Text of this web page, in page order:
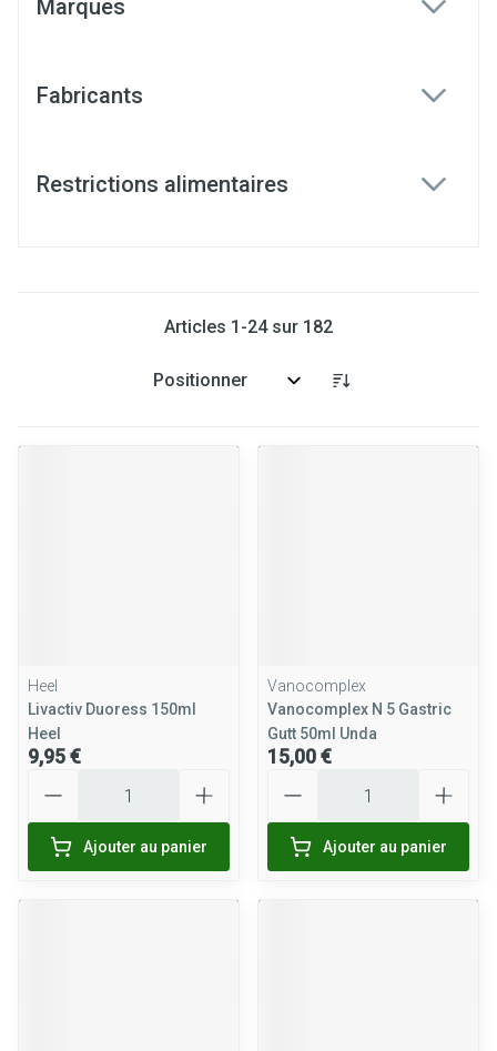
Marques
Fabricants
Restrictions alimentaires
Articles 1 -24sur 182
Trier par:
Heel
Livactiv Duoress 150ml
Heel
9,95 €
Ajouter au panier
Vanocomplex
Vanocomplex N 5 Gastric
Gutt 50ml Unda
15,00 €
Ajouter au panier